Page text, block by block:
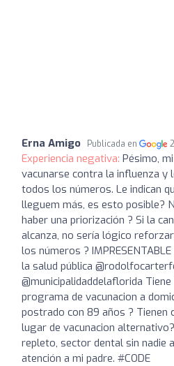
Erna Amigo Publicada en
Experiencia negativa: Pésimo,
vacunarse contra la influenza y
todos los números. Le indican
lleguem más, es esto posible?
haber una priorización ? Si la
alcanza, no sería lógico
los números ?
la salud pública
@municipalidaddelaflorida
programa de vacunacion a
postrado con 89 años ? Tienen
lugar de vacunacion
repleto, sector dental sin nadie
atención a mi padre. #CODE